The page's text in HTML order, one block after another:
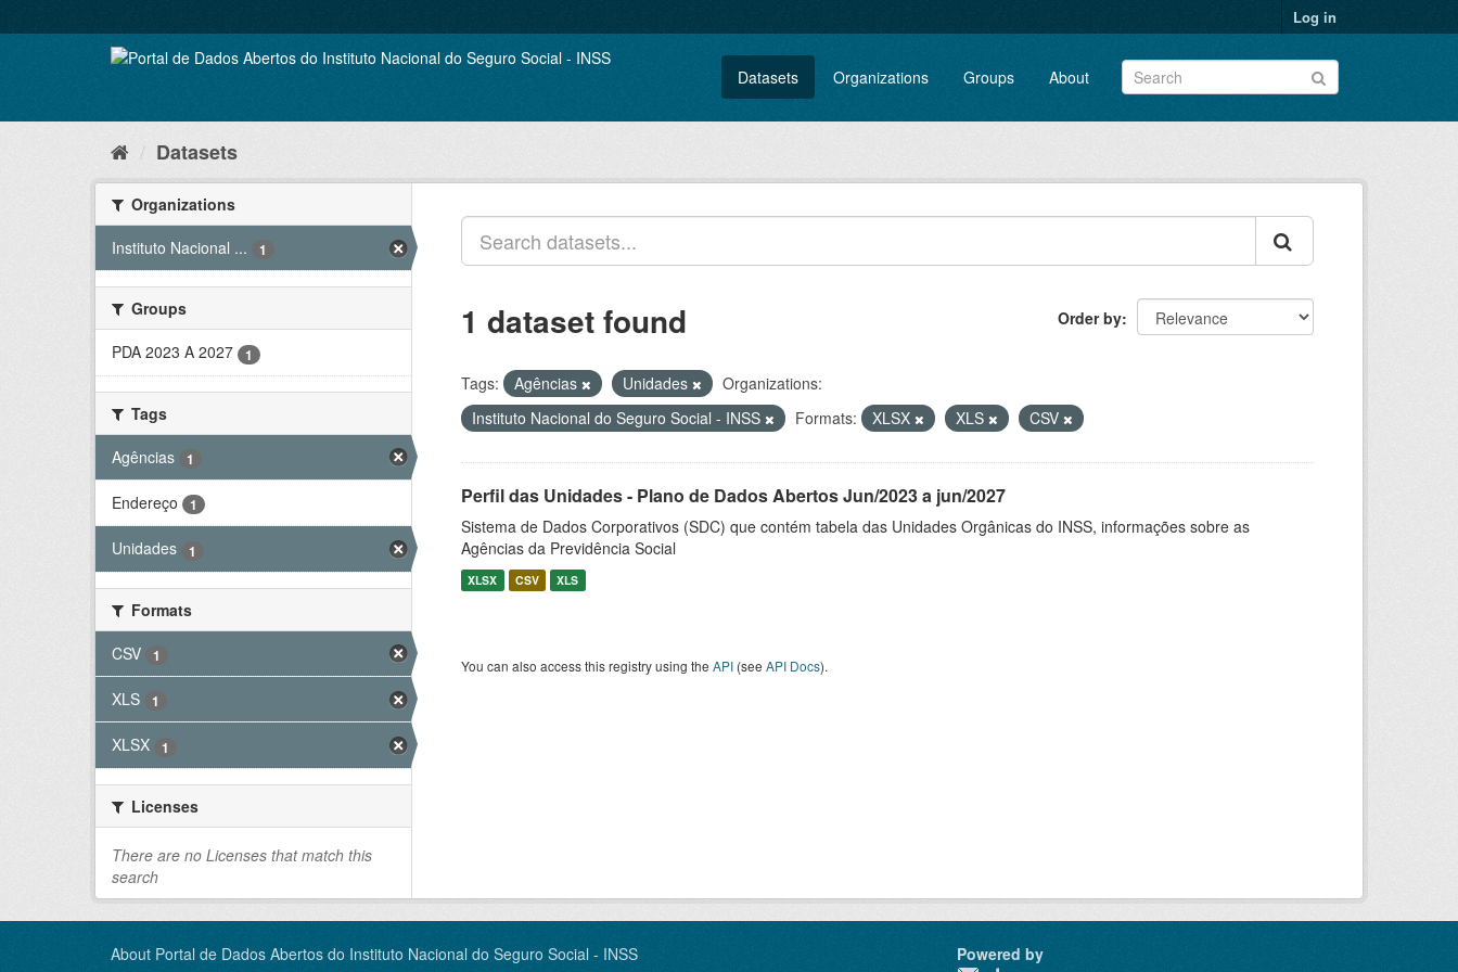
to
Log in
Datasets Organizations Groups About
Datasets
Organizations
Instituto Nacional ...
1
Groups
PDA 2023 A 2027
1
Tags
Agências
1
Endereço 1
Unidades 1
Formats
CSV
1
XLS 1
XLSX 1
Licenses
There are no Licenses that match this
search
Order by
1 dataset found
Tags: Agências Unidades
Organizations:
Instituto Nacional do Seguro Social - INSS
Formats: XLSX XLS CSV
Perfil das Unidades - Plano de Dados Abertos Jun/2023 a jun/2027
Sistema de Dados Corporativos (SDC) que contém tabela das Unidades Orgânicas do INSS, informações sobre as
Agências da Previdência Social
XLSX CSV XLS
You can also access this registry using the API (see API Docs).
About Portal de Dados Abertos do Instituto Nacional do Seguro Social - INSS
Powered by